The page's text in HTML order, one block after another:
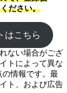
ださい。
はこちら
ない場合がござ
トによって異な
の情報です。最
ト、および広告